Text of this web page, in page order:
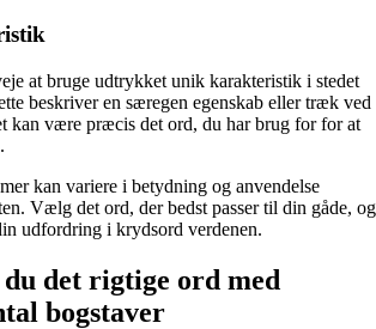
at bruge udtrykket unik karakteristik i stedet
beskriver en særegen egenskab eller træk ved
kan være præcis det ord, du har brug for for at
kan variere i betydning og anvendelse
Vælg det ord, der bedst passer til din gåde, og
udfordring i krydsord verdenen.
det rigtige ord med
bogstaver